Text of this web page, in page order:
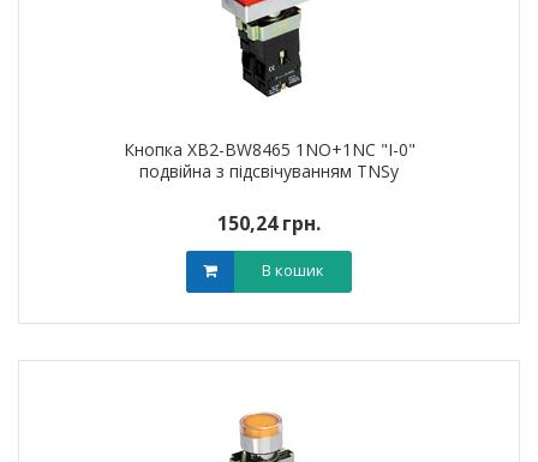
Кнопка XB2-BW8465 1NO+1NC "I-0"
подвійна з підсвічуванням TNSy
150,24 грн.
В кошик